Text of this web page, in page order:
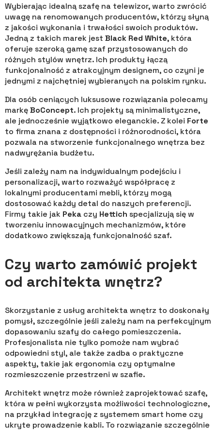
Wybierając idealną szafę na telewizor, warto zwrócić
uwagę na renomowanych producentów, którzy słyną
z jakości wykonania i trwałości swoich produktów.
Jedną z takich marek jest Black Red White, która
oferuje szeroką gamę szaf przystosowanych do
różnych stylów wnętrz. Ich produkty łączą
funkcjonalność z atrakcyjnym designem, co czyni je
jednymi z najchętniej wybieranych na polskim rynku.
Dla osób ceniących luksusowe rozwiązania polecamy
markęBoConcept. Ich projekty są minimalistyczne,
ale jednocześnie wyjątkowo eleganckie. Z kolei Forte
to firma znana z dostępności i różnorodności, która
pozwala na stworzenie funkcjonalnego wnętrza bez
nadwyrężania budżetu.
Jeśli zależy nam na indywidualnym podejściu i
personalizacji, warto rozważyć współpracę z
lokalnymi producentami mebli, którzy mogą
dostosować każdy detal do naszych preferencji.
Firmy takie jak Peka czy Hettich specjalizują się w
tworzeniu innowacyjnych mechanizmów, które
dodatkowo zwiększają funkcjonalność szaf.
Czy warto zamówić projekt
od architekta wnętrz?
Skorzystanie z usług architekta wnętrz to doskonały
pomysł, szczególnie jeśli zależy nam na perfekcyjnym
dopasowaniu szafy do całego pomieszczenia.
Profesjonalista nie tylko pomoże nam wybrać
odpowiedni styl, ale także zadba o praktyczne
aspekty, takie jak ergonomia czy optymalne
rozmieszczenie przestrzeni w szafie.
Architekt wnętrz może również zaprojektować szafę,
która w pełni wykorzysta możliwości technologiczne,
na przykład integrację z systemem smart home czy
ukryte prowadzenie kabli. To rozwiązanie szczególnie